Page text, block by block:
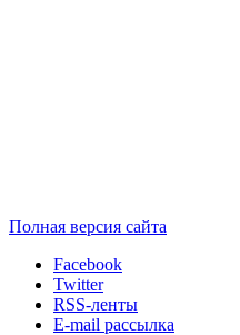
Полная версия сайта
Facebook
Twitter
RSS-ленты
E-mail рассылка